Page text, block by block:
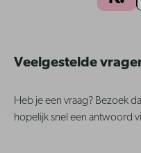
Veelgestelde
Heb je een vraag? Bezoek
hopelijk snel een antwoord